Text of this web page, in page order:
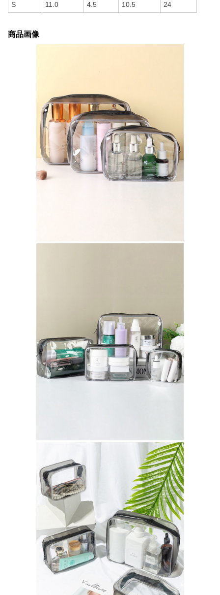
S 11.0 4.5 10.5 24
商品画像